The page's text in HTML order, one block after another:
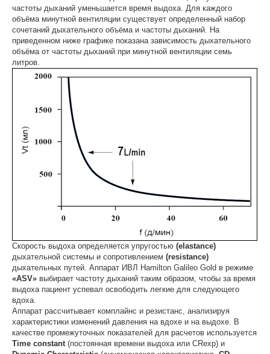
частоты дыханий уменьшается время выдоха. Для каждого
объёма минутной вентиляции существует определенный набор
сочетаний дыхательного объёма и частоты дыханий. На
приведенном ниже графике показана зависимость дыхательного
объёма от частоты дыханий при минутной вентиляции семь
литров.
Скорость выдоха определяется упругостью (elastance)
дыхательной системы и сопротивлением (resistance)
дыхательных путей. Аппарат ИВЛ Hamilton Galileo Gold в режиме
«ASV» выбирает частоту дыханий таким образом, чтобы за время
выдоха пациент успевал освободить легкие для следующего
вдоха.
Аппарат рассчитывает комплайнс и резистанс, анализируя
характеристики изменений давления на вдохе и на выдохе. В
качестве промежуточных показателей для расчетов используется
Time constant (постоянная времени выдоха или CRexp) и